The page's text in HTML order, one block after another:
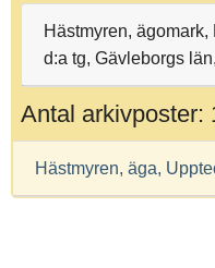
Hästmyren,
d:a tg, Gävleborgs
Antal arkivposter:
Hästmyren, äga,